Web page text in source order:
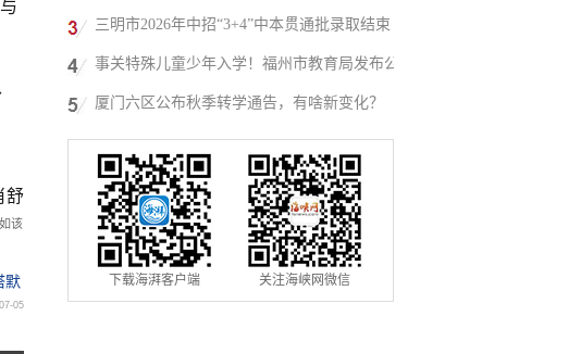
舒
该
默
05
起火
三明市2026年中招“3+4”中本贯通批录取结束
事关特殊儿童少年入学！福州市教育局发布公
告！
厦门六区公布秋季转学通告，有啥新变化？
下载海湃客户端 关注海峡网微信